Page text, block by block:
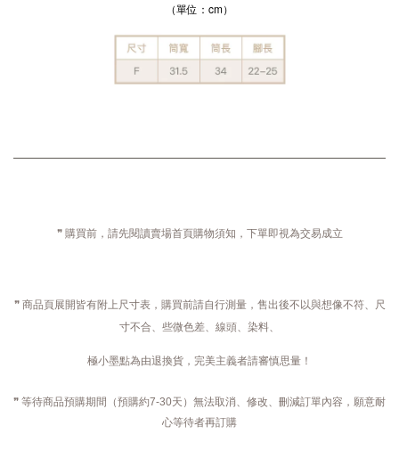
（單位：cm）
❞ 購買前，請先閱讀賣場首頁購物須知，下單即視為交易成立
❞ 商品頁展開皆有附上尺寸表，購買前請自行測量，售出後不以與想像不符、尺
寸不合、些微色差、線頭、染料、
極小墨點為由退換貨，完美主義者請審慎思量！
❞ 等待商品預購期間（預購約7-30天）無法取消、修改、刪減訂單內容，願意耐
心等待者再訂購